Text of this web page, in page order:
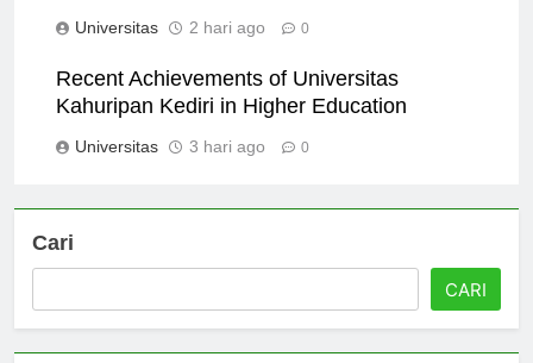
Universitas 2 hari ago 0
Recent Achievements of Universitas
Kahuripan Kediri in Higher Education
Universitas 3 hari ago 0
Cari
CARI